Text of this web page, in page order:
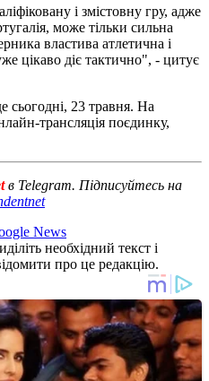
і змістовну гру, адже
може тільки сильна
властива атлетична і
цікаво діє тактично", - цитує
сьогодні, 23 травня. На
трансляція поєдинку,
в Telegram. Підписуйтесь на
News
необхідний текст і
про це редакцію.